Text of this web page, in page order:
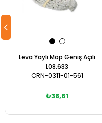
Leva Yaylı Mop Geniş Açılı
L08.633
CRN-0311-01-561
₺38,61